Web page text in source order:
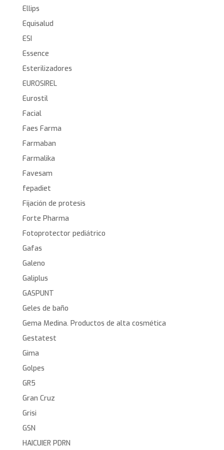
Ellips
Equisalud
ESI
Essence
Esterilizadores
EUROSIREL
Eurostil
Facial
Faes Farma
Farmaban
Farmalika
Favesam
fepadiet
Fijación de protesis
Forte Pharma
Fotoprotector pediátrico
Gafas
Galeno
Galiplus
GASPUNT
Geles de baño
Gema Medina. Productos de alta cosmética
Gestatest
Gima
Golpes
GR5
Gran Cruz
Grisi
GSN
HAICUIER PDRN